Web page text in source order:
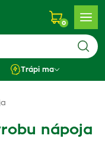
0
Trápi ma
nápoja